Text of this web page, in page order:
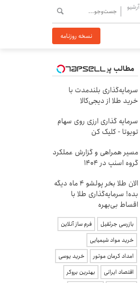
آرشیو
نسخه روزنامه
مطالب پیشنهادی
سرمایه‌گذاری بلندمدت با
خرید طلا از دیجی‌کالا
سرمایه گذاری ارزی روی سهام
تویوتا - کلیک کن
مسیر همراهی و گزارش عملکرد
گروه اسنپ در ۱۴۰۴
الان طلا بخر پولشو 4 ماه دیگه
بده! سرمایه‌گذاری طلا با
اقساط بی‌بهره
بازرسی جرثقیل
فرم ساز آنلاین
خرید مواد شیمیایی
امداد کرمان موتور
خرید یوسی
اقتصاد ایرانی
بهترین بروکر